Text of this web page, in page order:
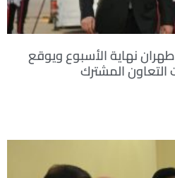
طهران نهاية الأسبوع ويوقع
المشترك